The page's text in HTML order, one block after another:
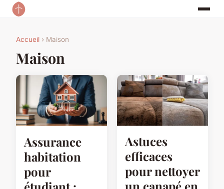
Accueil › Maison
Maison
Assurance
habitation
pour
Astuces
efficaces
pour nettoyer